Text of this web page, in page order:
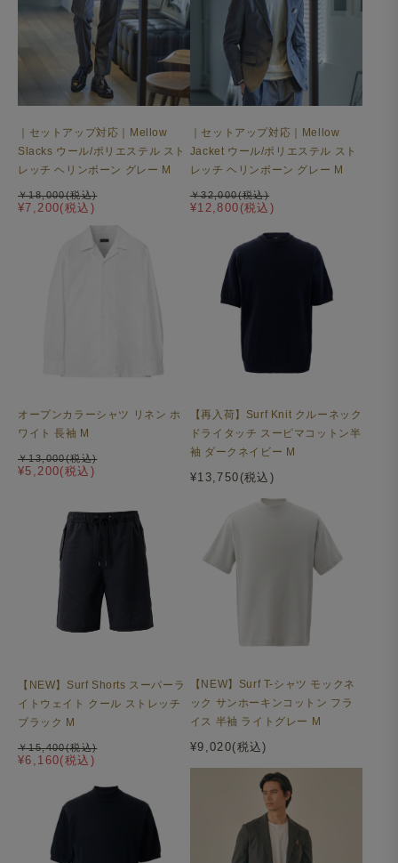
｜セットアップ対応｜Mellow
Slacks ウール/ポリエステル スト
レッチ ヘリンボーン グレー M
¥7,200(税込)
￥18,000(税込)
｜セットアップ対応｜Mellow
Jacket ウール/ポリエステル スト
レッチ ヘリンボーン グレー M
¥12,800(税込)
￥32,000(税込)
オープンカラーシャツ リネン ホ
ワイト 長袖 M
¥5,200(税込)
￥13,000(税込)
【再入荷】Surf Knit クルーネック
ドライタッチ スーピマコットン半
袖 ダークネイビー M
¥13,750(税込)
【NEW】Surf Shorts スーパーラ
イトウェイト クール ストレッチ
ブラック M
¥6,160(税込)
￥15,400(税込)
【NEW】Surf T-シャツ モックネ
ック サンホーキンコットン フラ
イス 半袖 ライトグレー M
¥9,020(税込)